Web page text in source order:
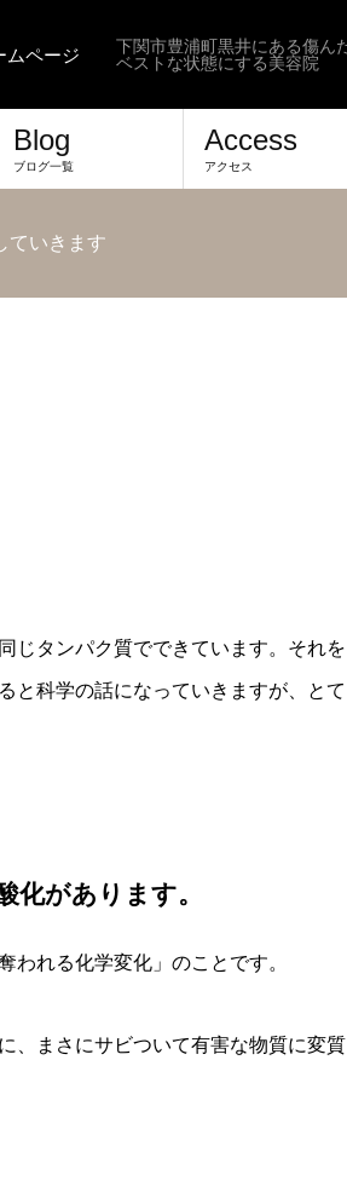
ムページ
下関市豊浦町黒井にある傷ん
ベストな状態にする美容院
Blog
ブログ一覧
Access
アクセス
ていきます
じタンパク質でできています。それを
と科学の話になっていきますが、とて
化があります。
われる化学変化」のことです。
、まさにサビついて有害な物質に変質